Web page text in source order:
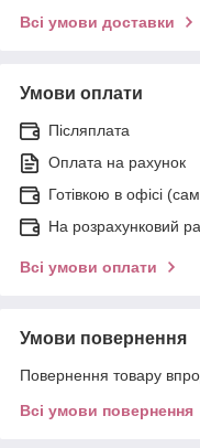
Всі умови доставки
Умови оплати
Післяплата
Оплата на рахунок
Готівкою в офісі
На розрахунковий
Всі умови оплати
Умови повернення
Повернення товару
Всі умови повернення